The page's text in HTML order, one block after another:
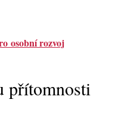
osobní rozvoj
přítomnosti